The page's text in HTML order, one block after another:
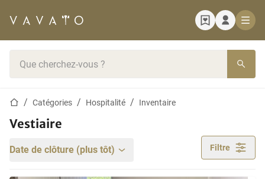
Page d'accueil
Catégories Hospitalité Inventaire
Vestiaire
Date de clôture (plus tôt) Filtre